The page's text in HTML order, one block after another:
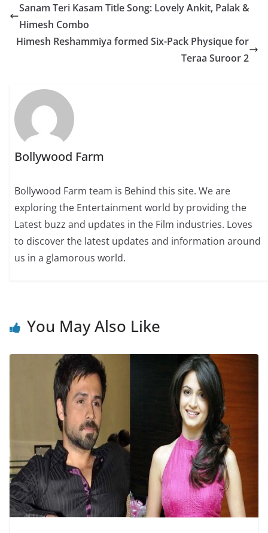
Sanam Teri Kasam Title Song: Lovely Ankit, Palak &
Himesh Combo
Himesh Reshammiya formed Six-Pack Physique for
Teraa Suroor 2
Bollywood Farm
Bollywood Farm team is Behind this site. We are
exploring the Entertainment world by providing the
Latest buzz and updates in the Film industries. Loves
to discover the latest updates and information around
us in a glamorous world.
You May Also Like